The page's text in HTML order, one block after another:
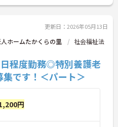
更新日：2026年05月13日
ホームたかくらの里
社会福祉法
日程度勤務◎特別養護老
です！＜パート＞
円